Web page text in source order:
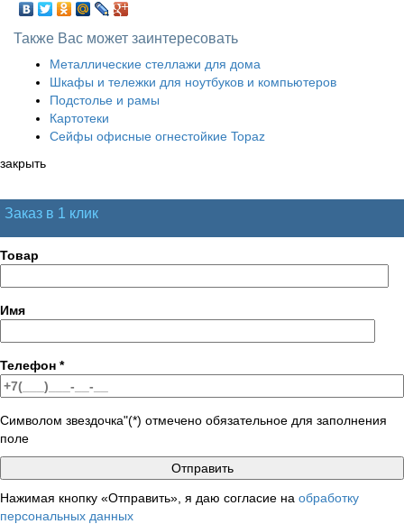
Также Вас может заинтересовать
Металлические стеллажи для дома
Шкафы и тележки для ноутбуков и компьютеров
Подстолье и рамы
Картотеки
Сейфы офисные огнестойкие Topaz
закрыть
Заказ в 1 клик
Товар
Имя
Телефон *
Символом звездочка"(*) отмечено обязательное для заполнения
поле
Нажимая кнопку «Отправить», я даю согласие на обработку
персональных данных